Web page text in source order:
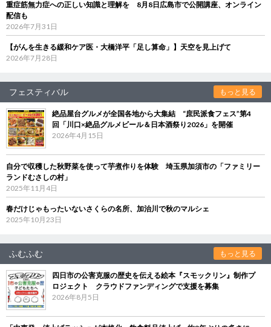
重症筋無力症への正しい知識と理解を 8月8日広島市で公開講座、オンライン
配信も
2026年7月31日
【がんを生きる緩和ケア医・大橋洋平「足し算命」】天空を見上げて
2026年7月28日
フェスティバル もっと見る
絶品屋台グルメが全国各地から大集結 “庶民派食フェス”第4
回「川口×絶品グルメビール＆日本酒祭り2026」を開催
2026年4月15日
自分で収穫した秋野菜を使って芋煮作りを体験 埼玉県加須市の「ファミリー
ランドむさしの村」
2025年11月4日
春だけじゃもったいないさくらの名所、加治川で秋のマルシェ
2025年10月23日
ふむふむ もっと見る
四日市の公害克服の歴史を伝える絵本『スモックリン』制作プ
ロジェクト クラウドファンディングで支援を募集
2026年8月5日